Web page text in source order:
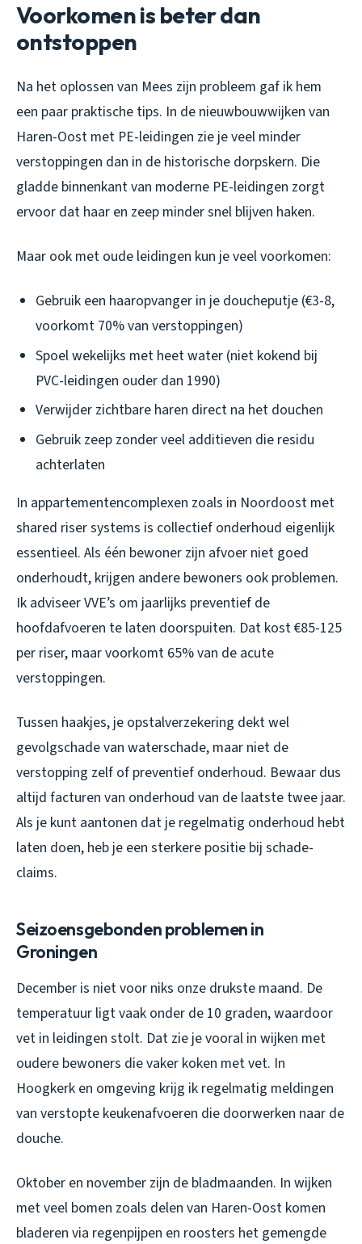
Voorkomen is beter dan
ontstoppen
Na het oplossen van Mees zijn probleem gaf ik hem
een paar praktische tips. In de nieuwbouwwijken van
Haren-Oost met PE-leidingen zie je veel minder
verstoppingen dan in de historische dorpskern. Die
gladde binnenkant van moderne PE-leidingen zorgt
ervoor dat haar en zeep minder snel blijven haken.
Maar ook met oude leidingen kun je veel voorkomen:
Gebruik een haaropvanger in je doucheputje (€3-8,
voorkomt 70% van verstoppingen)
Spoel wekelijks met heet water (niet kokend bij
PVC-leidingen ouder dan 1990)
Verwijder zichtbare haren direct na het douchen
Gebruik zeep zonder veel additieven die residu
achterlaten
In appartementencomplexen zoals in Noordoost met
shared riser systems is collectief onderhoud eigenlijk
essentieel. Als één bewoner zijn afvoer niet goed
onderhoudt, krijgen andere bewoners ook problemen.
Ik adviseer VVE’s om jaarlijks preventief de
hoofdafvoeren te laten doorspuiten. Dat kost €85-125
per riser, maar voorkomt 65% van de acute
verstoppingen.
Tussen haakjes, je opstalverzekering dekt wel
gevolgschade van waterschade, maar niet de
verstopping zelf of preventief onderhoud. Bewaar dus
altijd facturen van onderhoud van de laatste twee jaar.
Als je kunt aantonen dat je regelmatig onderhoud hebt
laten doen, heb je een sterkere positie bij schade-
claims.
Seizoensgebonden problemen in
Groningen
December is niet voor niks onze drukste maand. De
temperatuur ligt vaak onder de 10 graden, waardoor
vet in leidingen stolt. Dat zie je vooral in wijken met
oudere bewoners die vaker koken met vet. In
Hoogkerk en omgeving krijg ik regelmatig meldingen
van verstopte keukenafvoeren die doorwerken naar de
douche.
Oktober en november zijn de bladmaanden. In wijken
met veel bomen zoals delen van Haren-Oost komen
bladeren via regenpijpen en roosters het gemengde